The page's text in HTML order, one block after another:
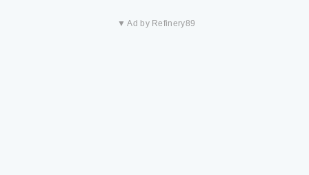
▼ Ad by Refinery89